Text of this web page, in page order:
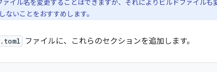
イル名を変更することはできますが、それによりビルドファイルも
ないことをおすすめします。
ファイルに、これらのセクションを追加します。